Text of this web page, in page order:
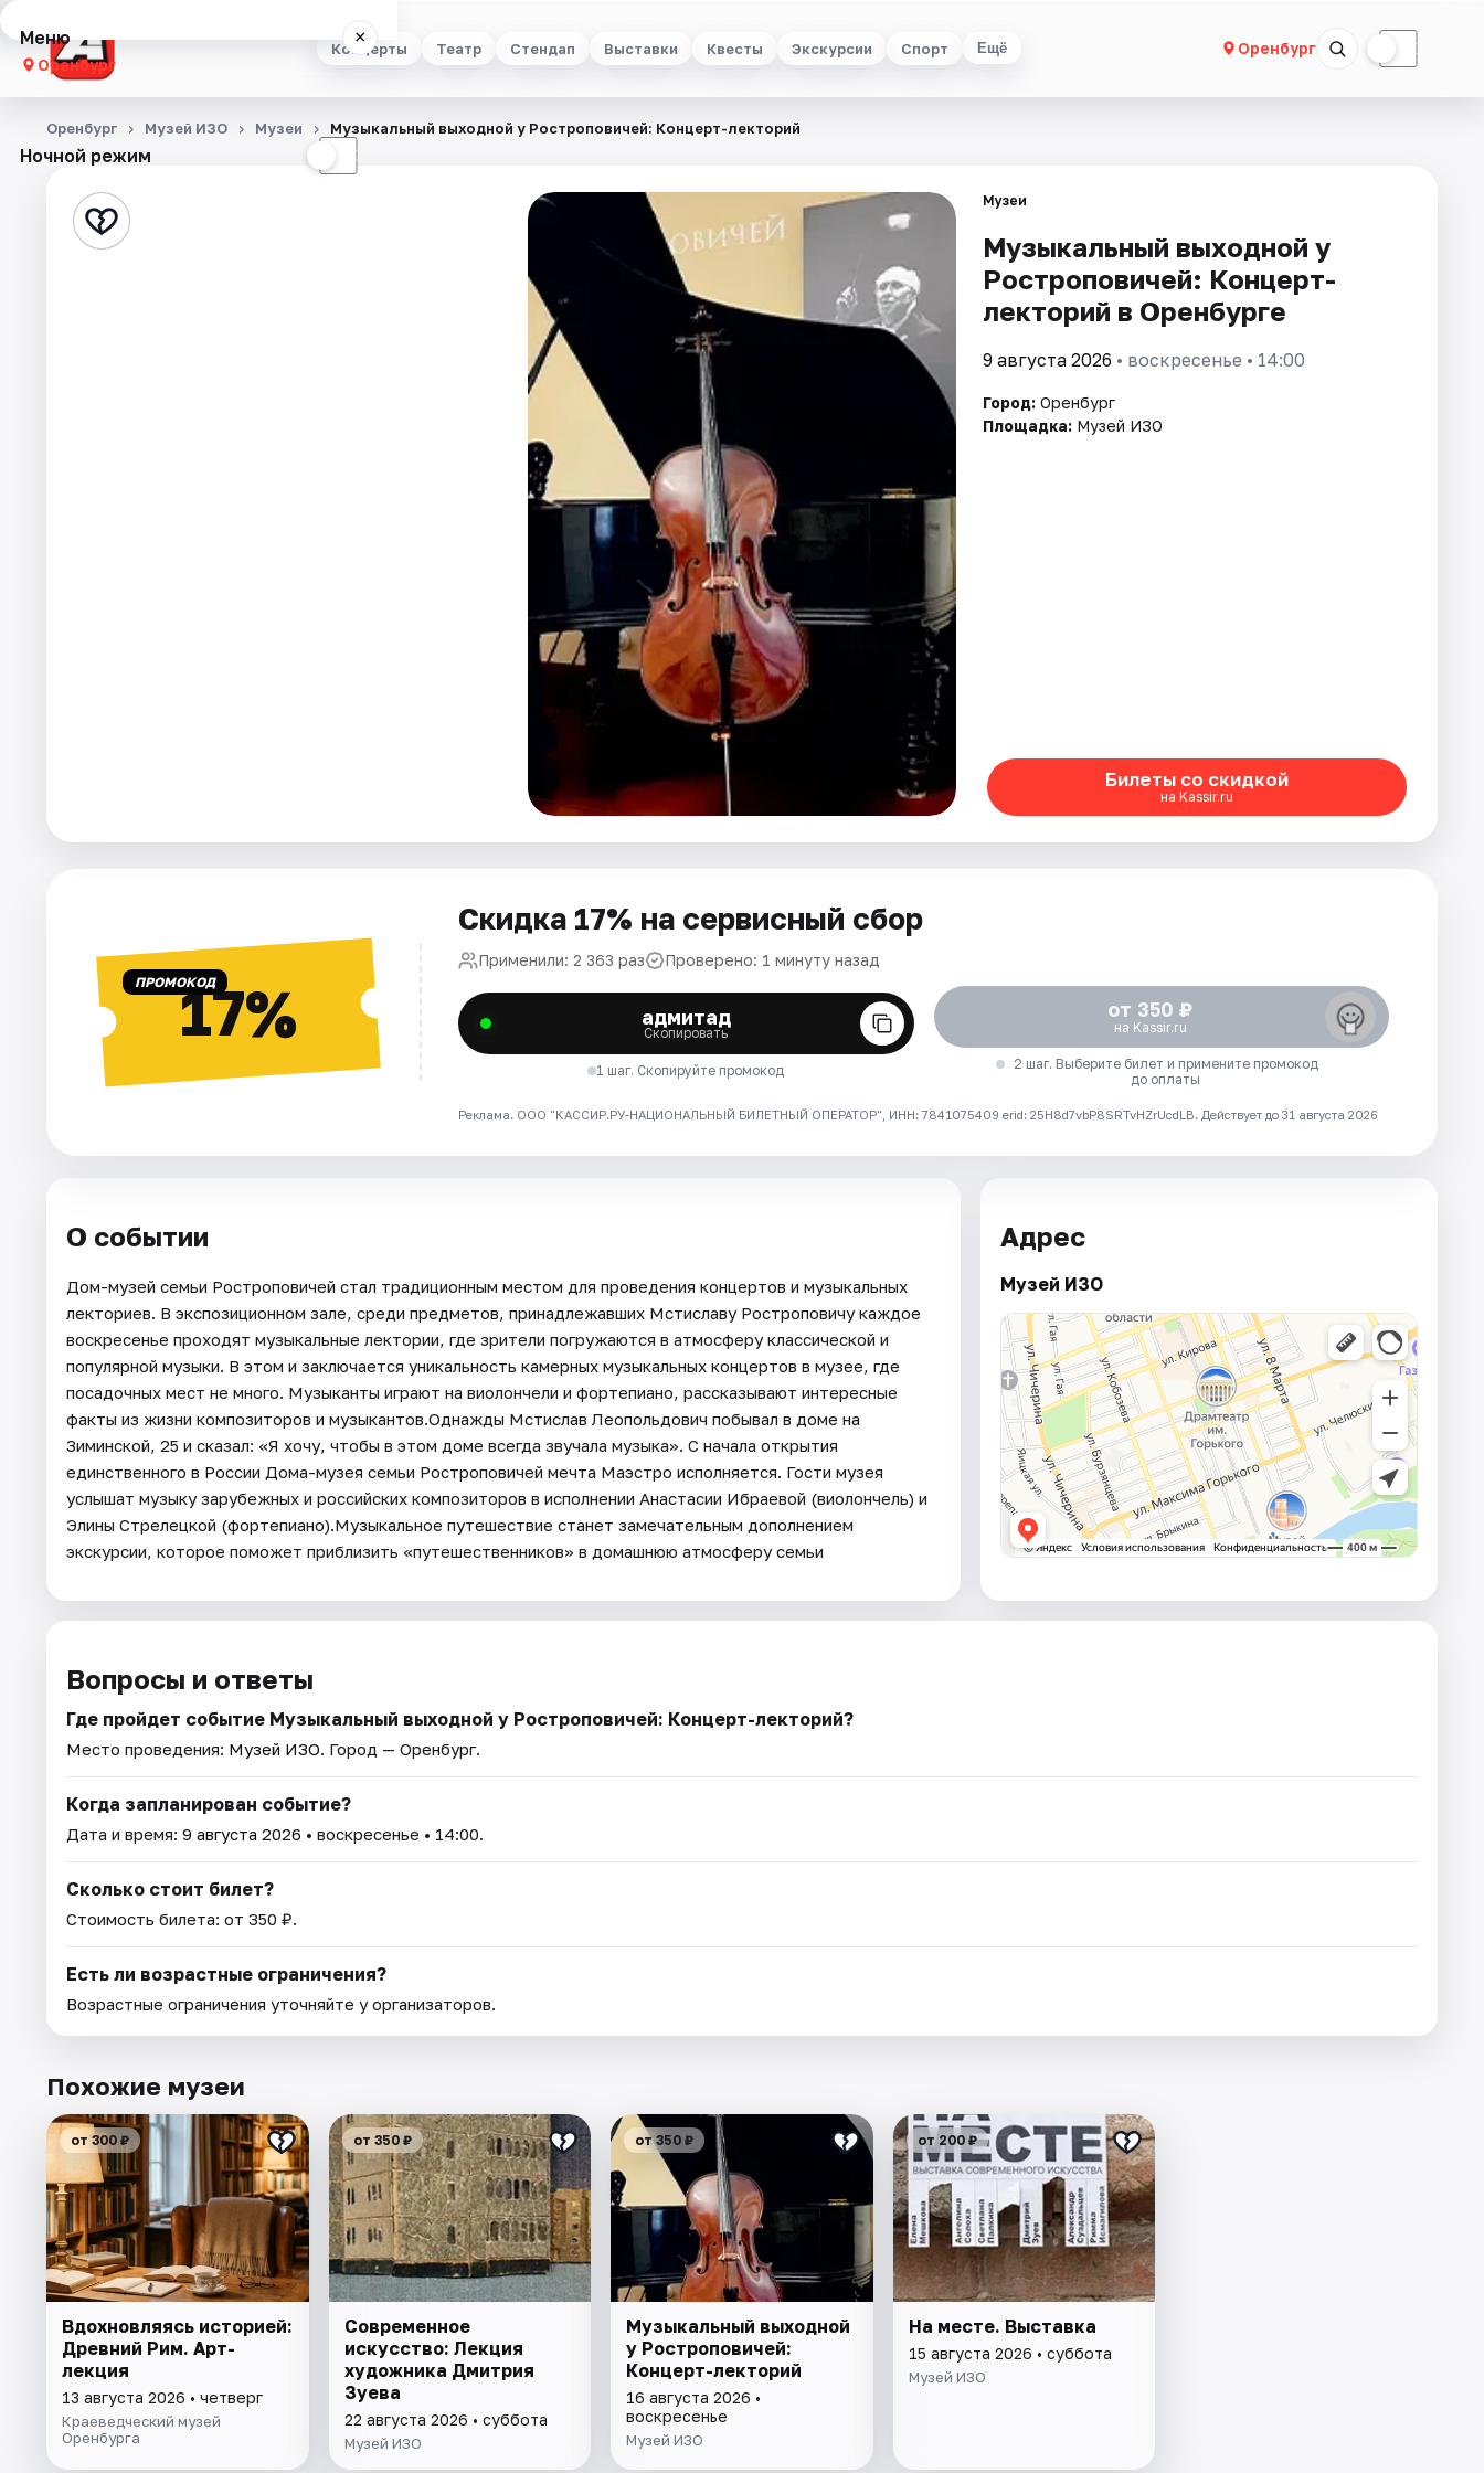
Концерты Театр Стендап Выставки Квесты Экскурсии Спорт Ещё Оренбург ☾
Меню ×
Оренбург
Концерты
Стендап
Ночной режим ☾
Оренбург Музей ИЗО Музеи Музыкальный выходной у Ростроповичей: Концерт-лекторий
Музеи
Музыкальный выходной у
Ростроповичей: Концерт-
лекторий в Оренбурге
9 августа 2026 • воскресенье • 14:00
Город: Оренбург
Площадка: Музей ИЗО
Билеты со скидкой
на Kassir.ru
ПРОМОКОД17%
Скидка 17% на сервисный сбор
Применили: 2 363 раз Проверено: 1 минуту назад
адмитад
Скопировать
1 шаг. Скопируйте промокод
от 350 ₽
на Kassir.ru
2 шаг. Выберите билет и примените промокод
до оплаты
Реклама. ООО "КАССИР.РУ-НАЦИОНАЛЬНЫЙ БИЛЕТНЫЙ ОПЕРАТОР", ИНН: 7841075409 erid: 25H8d7vbP8SRTvHZrUcdLB. Действует до 31 августа 2026
О событии
Дом-музей семьи Ростроповичей стал традиционным местом для проведения концертов и музыкальных
лекториев. В экспозиционном зале, среди предметов, принадлежавших Мстиславу Ростроповичу каждое
воскресенье проходят музыкальные лектории, где зрители погружаются в атмосферу классической и
популярной музыки. В этом и заключается уникальность камерных музыкальных концертов в музее, где
посадочных мест не много. Музыканты играют на виолончели и фортепиано, рассказывают интересные
факты из жизни композиторов и музыкантов.Однажды Мстислав Леопольдович побывал в доме на
Зиминской, 25 и сказал: «Я хочу, чтобы в этом доме всегда звучала музыка». С начала открытия
единственного в России Дома-музея семьи Ростроповичей мечта Маэстро исполняется. Гости музея
услышат музыку зарубежных и российских композиторов в исполнении Анастасии Ибраевой (виолончель) и
Элины Стрелецкой (фортепиано).Музыкальное путешествие станет замечательным дополнением
экскурсии, которое поможет приблизить «путешественников» в домашнюю атмосферу семьи
Адрес
Музей ИЗО
Вопросы и ответы
Где пройдет событие Музыкальный выходной у Ростроповичей: Концерт-лекторий?
Место проведения: Музей ИЗО. Город — Оренбург.
Когда запланирован событие?
Дата и время: 9 августа 2026 • воскресенье • 14:00.
Сколько стоит билет?
Стоимость билета: от 350 ₽.
Есть ли возрастные ограничения?
Возрастные ограничения уточняйте у организаторов.
Похожие музеи
от 300 ₽
Вдохновляясь историей:
Древний Рим. Арт-
лекция
13 августа 2026 • четверг
Краеведческий музей
Оренбурга
от 350 ₽
Современное
искусство: Лекция
художника Дмитрия
Зуева
22 августа 2026 • суббота
Музей ИЗО
от 350 ₽
Музыкальный выходной
у Ростроповичей:
Концерт-лекторий
16 августа 2026 •
воскресенье
Музей ИЗО
от 200 ₽
На месте. Выставка
15 августа 2026 • суббота
Музей ИЗО